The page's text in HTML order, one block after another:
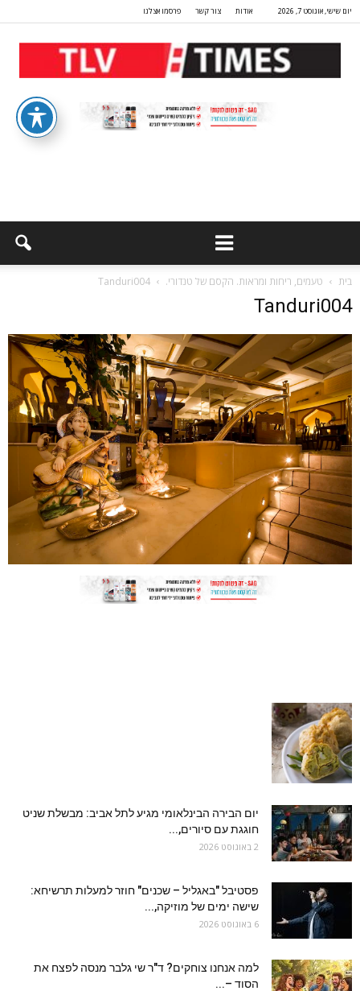
יום שישי, אוגוסט 7, 2026 אודות צור קשר פרסמו אצלנו
בית טעמים, ריחות ומראות. הקסם של טנדורי. Tanduri004
Tanduri004
יום הבירה הבינלאומי מגיע לתל אביב: מבשלת שניט
חוגגת עם סיורים,...
2 באוגוסט 2026
פסטיבל "באגליל – שכנים" חוזר למעלות תרשיחא:
שישה ימים של מוזיקה,...
6 באוגוסט 2026
למה אנחנו צוחקים? ד"ר שי גלבר מנסה לפצח את
הסוד –...